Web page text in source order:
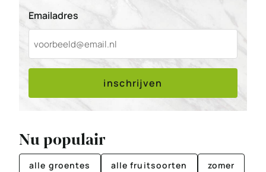
Emailadres
inschrijven
Nu populair
alle groentes alle fruitsoorten zomer